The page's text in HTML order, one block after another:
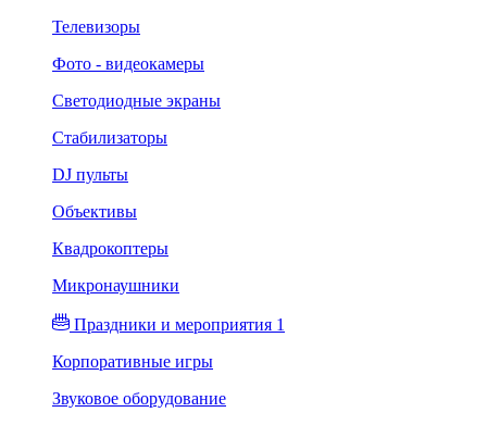
Телевизоры
Фото - видеокамеры
Светодиодные экраны
Стабилизаторы
DJ пульты
Объективы
Квадрокоптеры
Микронаушники
Праздники и мероприятия 1
Корпоративные игры
Звуковое оборудование